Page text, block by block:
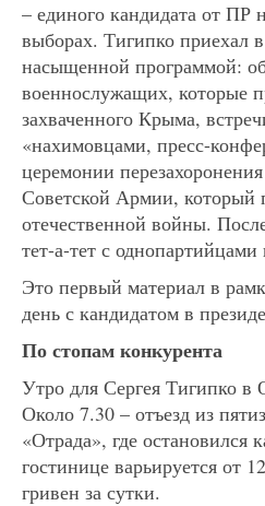
– единого кандидата от ПР
выборах. Тигипко приехал
насыщенной программой:
военнослужащих, которые
захваченного Крыма,
«нахимовцами, пресс-
церемонии
Советской Армии, который
отечественной войны.
тет-а-тет с
Это первый материал в
день с кандидатом в
По стопам конкурента
Утро для Сергея Тигипко в
Около 7.30 – отъезд из
«Отрада», где остановился
гостинице варьируется от
гривен за сутки.